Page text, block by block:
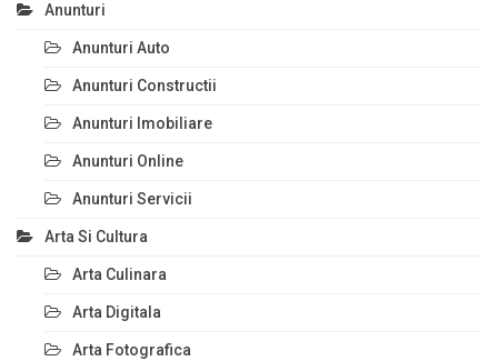
Anunturi
Anunturi Auto
Anunturi Constructii
Anunturi Imobiliare
Anunturi Online
Anunturi Servicii
Arta Si Cultura
Arta Culinara
Arta Digitala
Arta Fotografica